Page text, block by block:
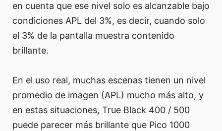
en cuenta que ese nivel solo es alcanzable bajo
condiciones APL del 3%, es decir, cuando solo
el 3% de la pantalla muestra contenido
brillante.
En el uso real, muchas escenas tienen un nivel
promedio de imagen (APL) mucho más alto, y
en estas situaciones, True Black 400 / 500
puede parecer más brillante que Pico 1000